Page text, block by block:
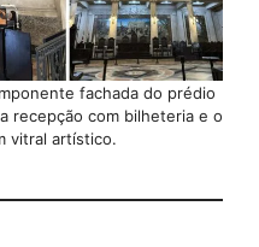
fachada do prédio
recepção com bilheteria e o
vitral artístico.